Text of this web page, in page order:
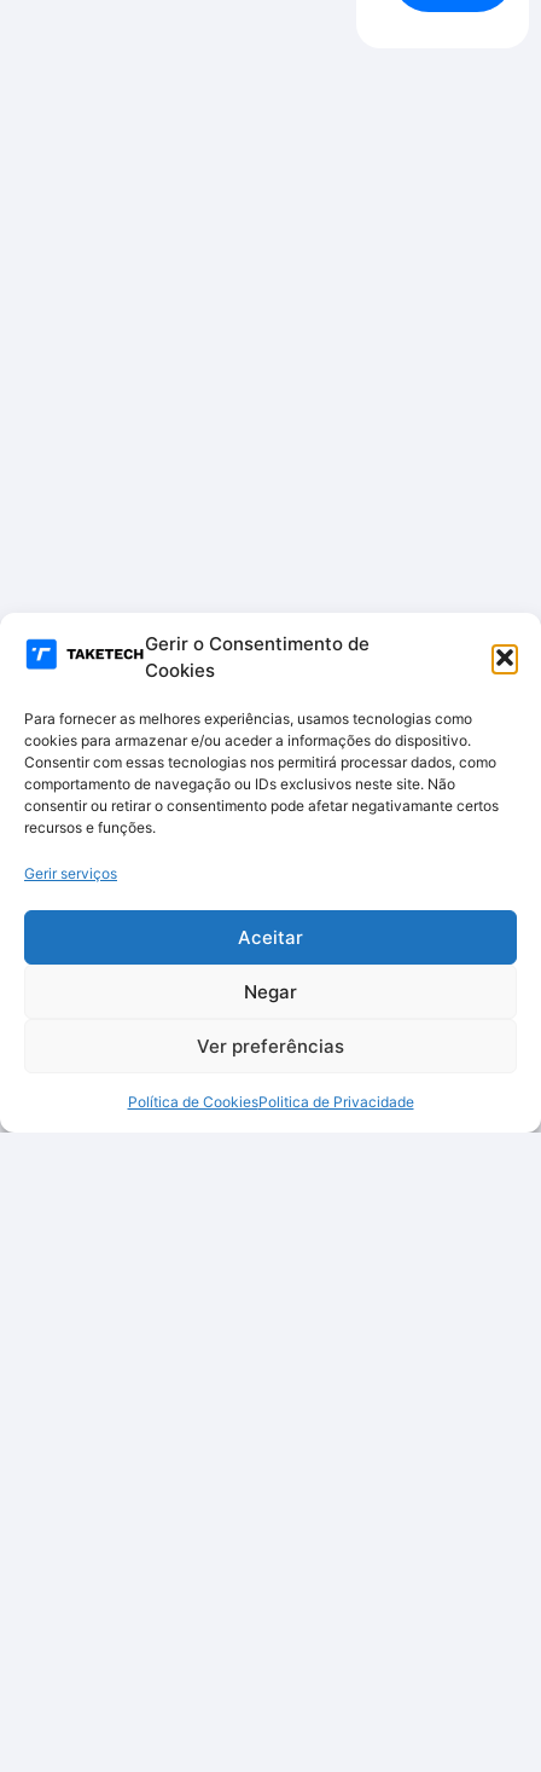
Gerir o Consentimento de
Cookies
Para fornecer as melhores experiências, usamos tecnologias como
cookies para armazenar e/ou aceder a informações do dispositivo.
Consentir com essas tecnologias nos permitirá processar dados, como
comportamento de navegação ou IDs exclusivos neste site. Não
consentir ou retirar o consentimento pode afetar negativamante certos
recursos e funções.
Gerir serviços
Aceitar
Negar
Ver preferências
Política de CookiesPolitica de Privacidade